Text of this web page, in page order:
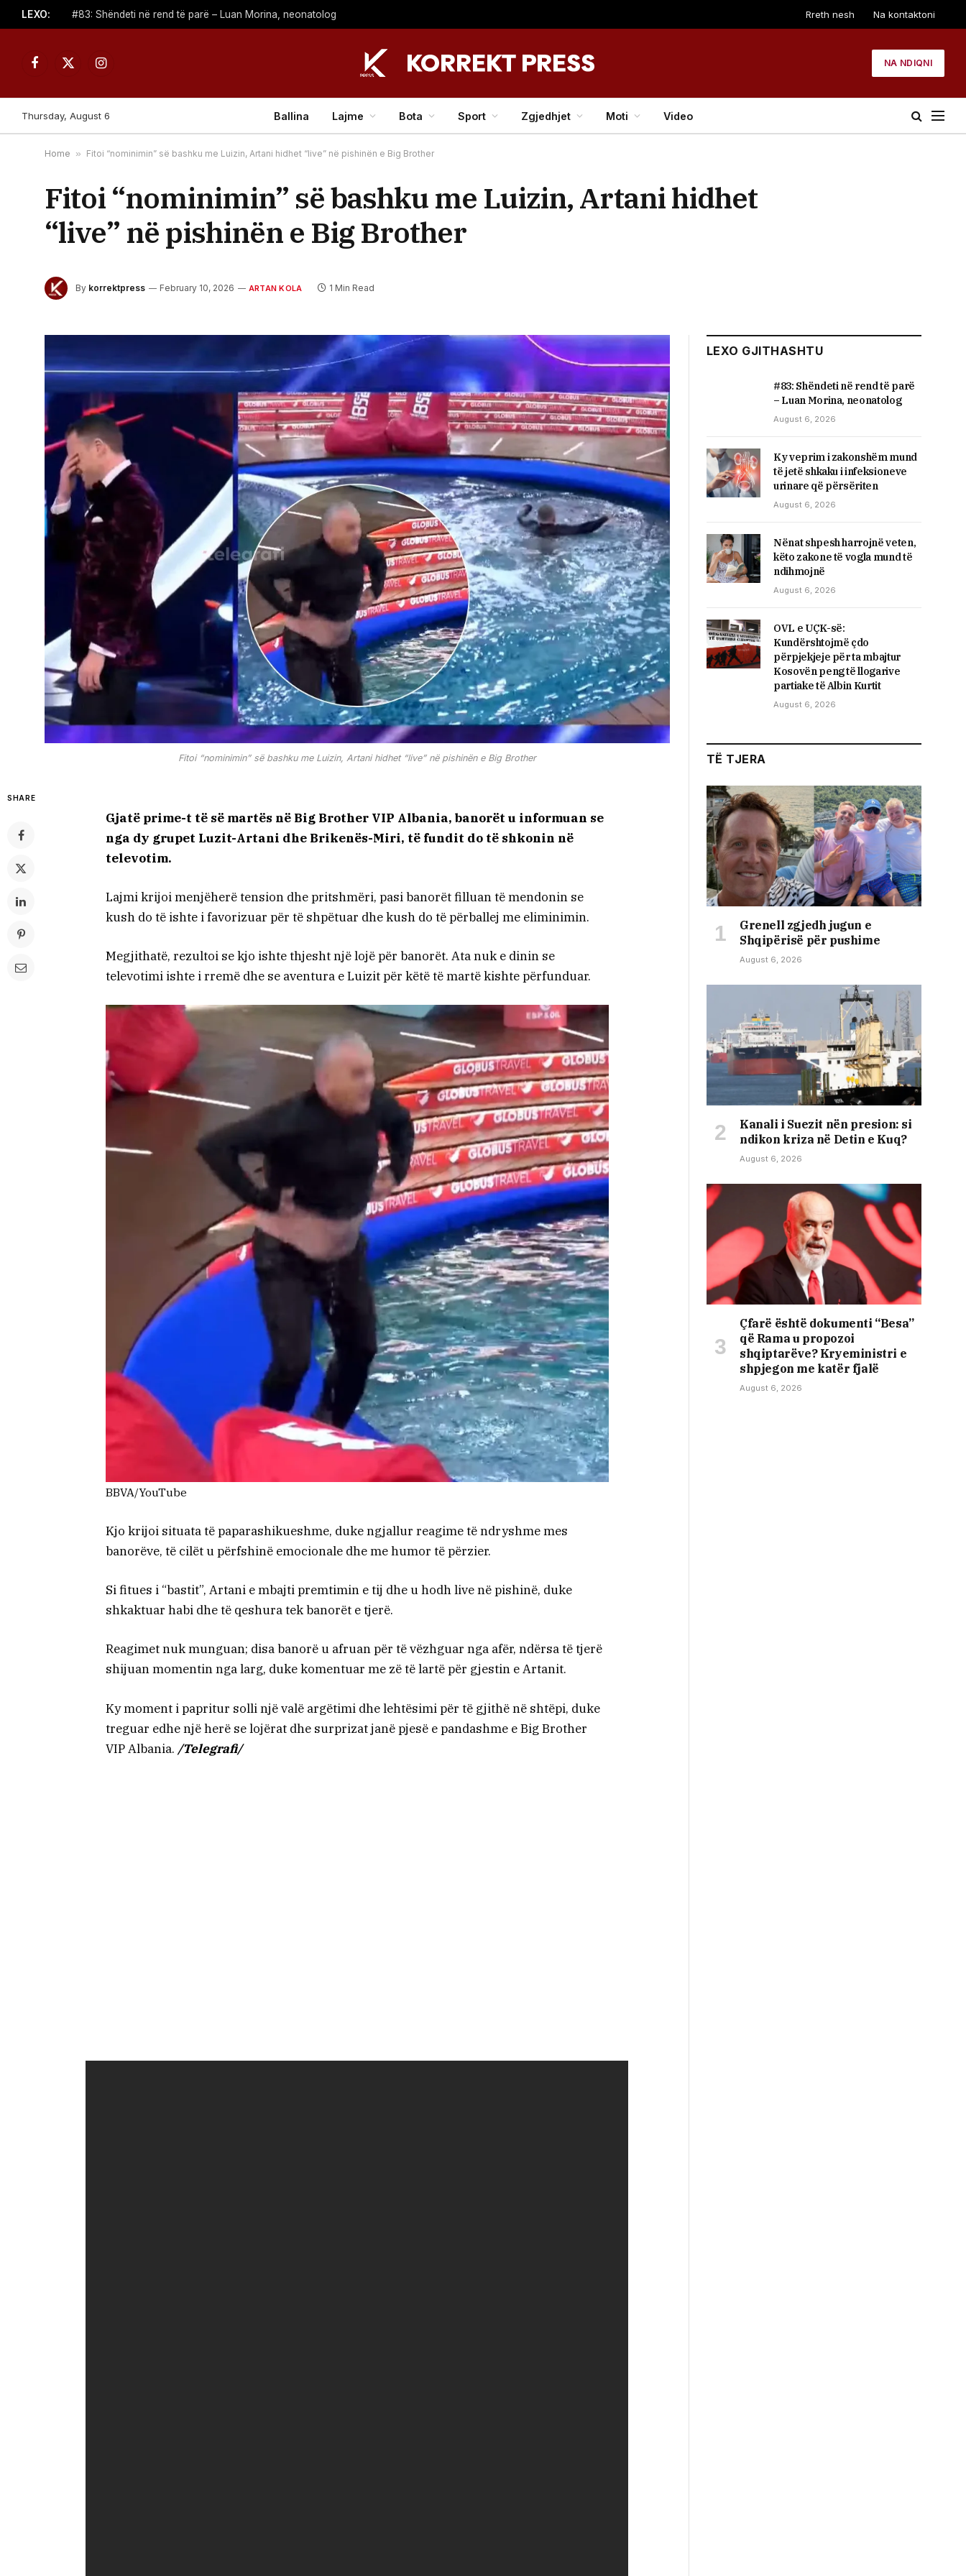
LEXO: #83: Shëndeti në rend të parë – Luan Morina, neonatolog Rreth nesh Na kontaktoni
Facebook
X
Instagram
NA NDIQNI
Thursday, August 6 Ballina Lajme Bota Sport Zgjedhjet Moti Video
Home » Fitoi “nominimin” së bashku me Luizin, Artani hidhet “live” në pishinën e Big Brother
Fitoi “nominimin” së bashku me Luizin, Artani hidhet
“live” në pishinën e Big Brother
By korrektpress February 10, 2026 ARTAN KOLA 1 Min Read
Fitoi “nominimin” së bashku me Luizin, Artani hidhet “live” në pishinën e Big Brother
SHARE
Gjatë prime-t të së martës në Big Brother VIP Albania, banorët u informuan se
nga dy grupet Luzit-Artani dhe Brikenës-Miri, të fundit do të shkonin në
televotim.
Lajmi krijoi menjëherë tension dhe pritshmëri, pasi banorët filluan të mendonin se
kush do të ishte i favorizuar për të shpëtuar dhe kush do të përballej me eliminimin.
Megjithatë, rezultoi se kjo ishte thjesht një lojë për banorët. Ata nuk e dinin se
televotimi ishte i rremë dhe se aventura e Luizit për këtë të martë kishte përfunduar.
BBVA/YouTube
Kjo krijoi situata të paparashikueshme, duke ngjallur reagime të ndryshme mes
banorëve, të cilët u përfshinë emocionale dhe me humor të përzier.
Si fitues i “bastit”, Artani e mbajti premtimin e tij dhe u hodh live në pishinë, duke
shkaktuar habi dhe të qeshura tek banorët e tjerë.
Reagimet nuk munguan; disa banorë u afruan për të vëzhguar nga afër, ndërsa të tjerë
shijuan momentin nga larg, duke komentuar me zë të lartë për gjestin e Artanit.
Ky moment i papritur solli një valë argëtimi dhe lehtësimi për të gjithë në shtëpi, duke
treguar edhe një herë se lojërat dhe surprizat janë pjesë e pandashme e Big Brother
VIP Albania. /Telegrafi/
LEXO GJITHASHTU
#83: Shëndeti në rend të parë
– Luan Morina, neonatolog
August 6, 2026
Ky veprim i zakonshëm mund
të jetë shkaku i infeksioneve
urinare që përsëriten
August 6, 2026
Nënat shpesh harrojnë veten,
këto zakone të vogla mund të
ndihmojnë
August 6, 2026
OVL e UÇK-së:
Kundërshtojmë çdo
përpjekjeje për ta mbajtur
Kosovën peng të llogarive
partiake të Albin Kurtit
August 6, 2026
TË TJERA
Grenell zgjedh jugun e
Shqipërisë për pushime
August 6, 2026
Kanali i Suezit nën presion: si
ndikon kriza në Detin e Kuq?
August 6, 2026
Çfarë është dokumenti “Besa”
që Rama u propozoi
shqiptarëve? Kryeministri e
shpjegon me katër fjalë
August 6, 2026